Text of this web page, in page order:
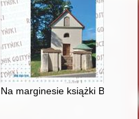
zbiorach Muzeum
Na marginesie książki